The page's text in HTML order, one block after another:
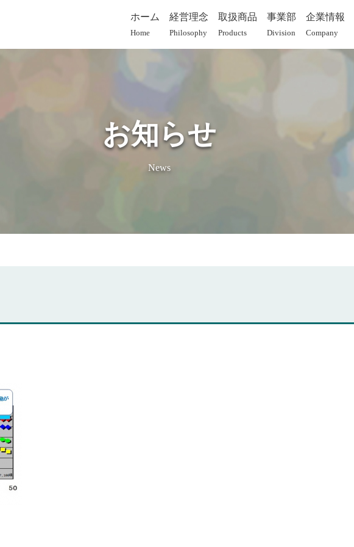
ホーム
Home
経営理念
Philosophy
取扱商品
Products
事業部
Division
企業情報
Company
お知らせ
News